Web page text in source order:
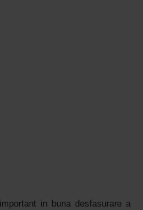
in buna desfasurare a